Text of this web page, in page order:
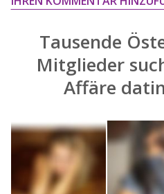
Tausende
Mitglieder
Affäre